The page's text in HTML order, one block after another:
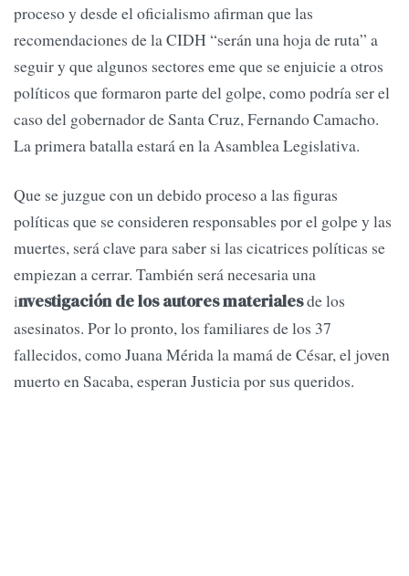
proceso y desde el oficialismo afirman que las
recomendaciones de la CIDH “serán una hoja de ruta” a
seguir y que algunos sectores eme que se enjuicie a otros
políticos que formaron parte del golpe, como podría ser el
caso del gobernador de Santa Cruz, Fernando Camacho.
La primera batalla estará en la Asamblea Legislativa.
Que se juzgue con un debido proceso a las figuras
políticas que se consideren responsables por el golpe y las
muertes, será clave para saber si las cicatrices políticas se
empiezan a cerrar. También será necesaria una
investigación de los autores materialesde los
asesinatos. Por lo pronto, los familiares de los 37
fallecidos, como Juana Mérida la mamá de César, el joven
muerto en Sacaba, esperan Justicia por sus queridos.